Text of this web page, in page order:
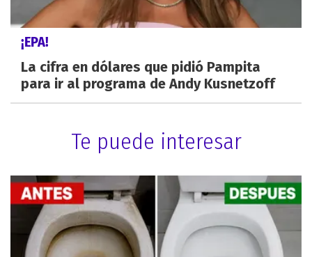
¡EPA!
La cifra en dólares que pidió Pampita
para ir al programa de Andy Kusnetzoff
Te puede interesar